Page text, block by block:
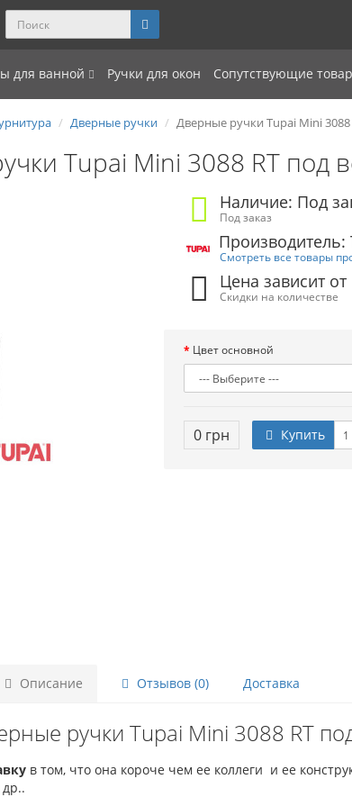
для ванной Ручки для окон Сопутствующие
Дверные ручки Дверные ручки Tupai Mini 3088
Tupai Mini 3088 RT под
Наличие: Под
Под заказ
Производитель:
Смотреть все товары
Цена зависит
Скидки на количестве
Цвет основной
0 грн Купить
Описание Отзывов (0) Доставка
ручки Tupai Mini 3088 RT
в том, что она короче чем ее коллеги и ее